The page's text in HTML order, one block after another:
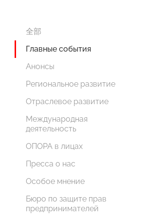
全部
Главные события
Анонсы
Региональное развитие
Отраслевое развитие
Международная
деятельность
ОПОРА в лицах
Пресса о нас
Особое мнение
Бюро по защите прав
предпринимателей